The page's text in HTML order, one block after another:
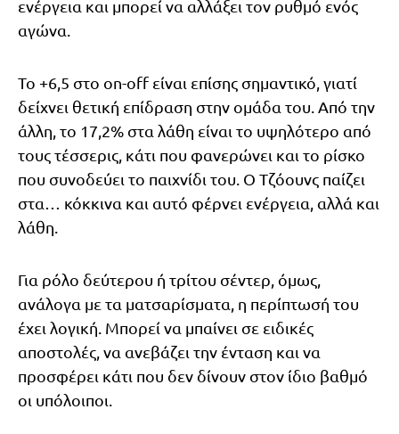
ενέργεια και μπορεί να αλλάξει τον ρυθμό ενός
αγώνα.
Το +6,5 στο on-off είναι επίσης σημαντικό, γιατί
δείχνει θετική επίδραση στην ομάδα του. Από την
άλλη, το 17,2% στα λάθη είναι το υψηλότερο από
τους τέσσερις, κάτι που φανερώνει και το ρίσκο
που συνοδεύει το παιχνίδι του. Ο Τζόουνς παίζει
στα… κόκκινα και αυτό φέρνει ενέργεια, αλλά και
λάθη.
Για ρόλο δεύτερου ή τρίτου σέντερ, όμως,
ανάλογα με τα ματσαρίσματα, η περίπτωσή του
έχει λογική. Μπορεί να μπαίνει σε ειδικές
αποστολές, να ανεβάζει την ένταση και να
προσφέρει κάτι που δεν δίνουν στον ίδιο βαθμό
οι υπόλοιποι.